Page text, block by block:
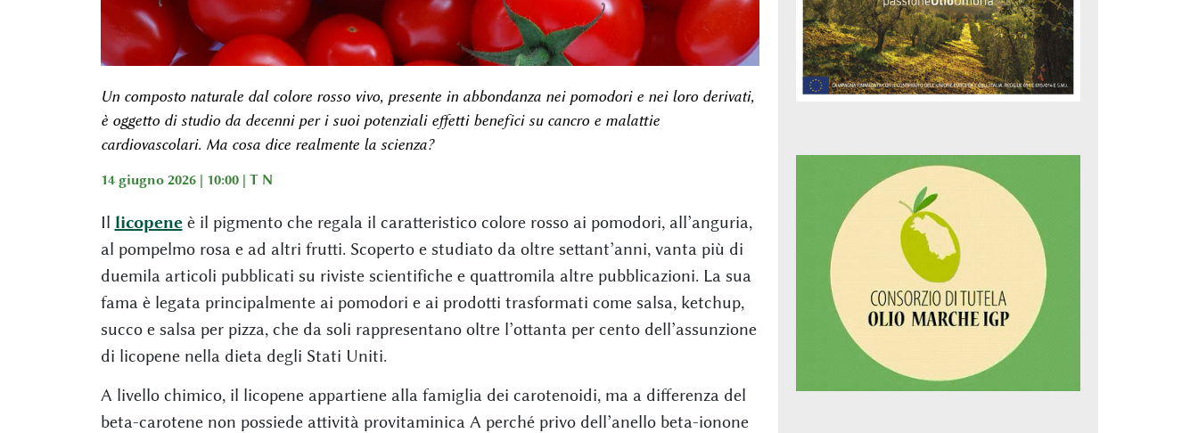
Un composto naturale dal colore rosso vivo, presente in abbondanza nei pomodori e nei loro derivati,
è oggetto di studio da decenni per i suoi potenziali effetti benefici su cancro e malattie
cardiovascolari. Ma cosa dice realmente la scienza?
14 giugno 2026 | 10:00 | T N
Il licopeneè il pigmento che regala il caratteristico colore rosso ai pomodori, all’anguria,
al pompelmo rosa e ad altri frutti. Scoperto e studiato da oltre settant’anni, vanta più di
duemila articoli pubblicati su riviste scientifiche e quattromila altre pubblicazioni. La sua
fama è legata principalmente ai pomodori e ai prodotti trasformati come salsa, ketchup,
succo e salsa per pizza, che da soli rappresentano oltre l’ottanta per cento dell’assunzione
di licopene nella dieta degli Stati Uniti.
A livello chimico, il licopene appartiene alla famiglia dei carotenoidi, ma a differenza del
beta-carotene non possiede attività provitaminica A perché privo dell’anello beta-ionone